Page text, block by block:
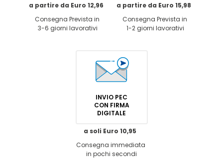
a partire da Euro 12,96
Consegna Prevista in
3-6 giorni lavorativi
a partire da Euro 15,98
Consegna Prevista in
1-2 giorni lavorativi
INVIO PEC
CON FIRMA
DIGITALE
a soli Euro 10,95
Consegna immediata
in pochi secondi